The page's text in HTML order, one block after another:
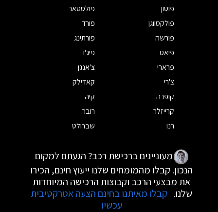
פוטון
פולסטאר
פולקסווגן
פורד
פורשה
פורתינג
פיאט
פיג'ו
פרארי
צ'אנגן
צ'רי
קאדילק
קופרה
קיה
קרייזלר
רובר
רנו
שברולט
מעוניינים ברכישת רכב? הגעתם למקום
הנכון. קבלו מהמומחים שלנו ייעוץ חינם, הכירו
את מבצעי הרכב וקבוצות הרכישה המיוחדות
שלנו. קבלו מאיתנו בחינם הצעה אטרקטיבית
עכשיו